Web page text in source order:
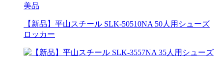
美品
【新品】平山スチール SLK-50510NA 50人用シューズ
ロッカー